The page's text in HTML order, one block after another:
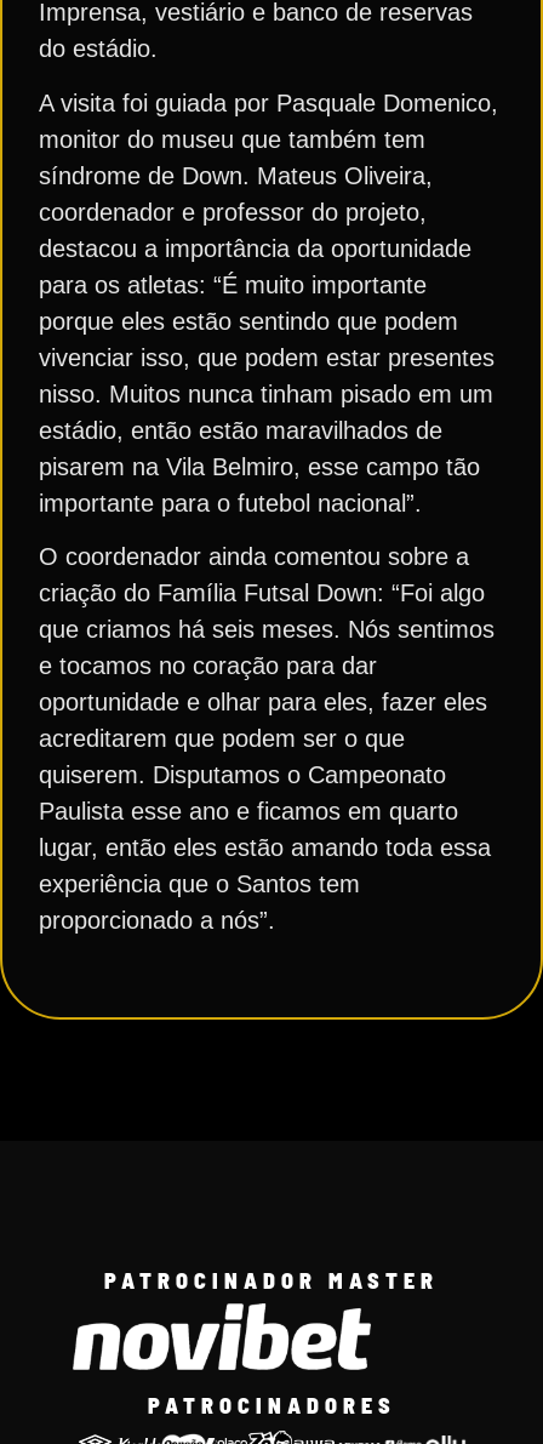
Imprensa, vestiário e banco de reservas
do estádio.
A visita foi guiada por Pasquale Domenico,
monitor do museu que também tem
síndrome de Down. Mateus Oliveira,
coordenador e professor do projeto,
destacou a importância da oportunidade
para os atletas: “É muito importante
porque eles estão sentindo que podem
vivenciar isso, que podem estar presentes
nisso. Muitos nunca tinham pisado em um
estádio, então estão maravilhados de
pisarem na Vila Belmiro, esse campo tão
importante para o futebol nacional”.
O coordenador ainda comentou sobre a
criação do Família Futsal Down: “Foi algo
que criamos há seis meses. Nós sentimos
e tocamos no coração para dar
oportunidade e olhar para eles, fazer eles
acreditarem que podem ser o que
quiserem. Disputamos o Campeonato
Paulista esse ano e ficamos em quarto
lugar, então eles estão amando toda essa
experiência que o Santos tem
proporcionado a nós”.
PATROCINADOR MASTER
PATROCINADORES